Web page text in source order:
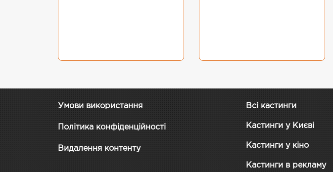
Умови використання
Політика конфіденційності
Видалення контенту
Всі кастинги
Кастинги у Києві
Кастинги у кіно
Кастинги в рекламу